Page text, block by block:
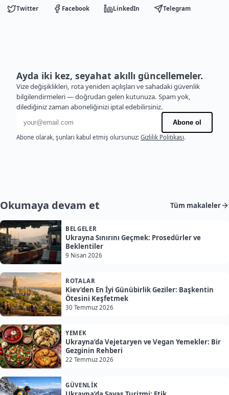
Twitter Facebook LinkedIn Telegram
Ayda iki kez, seyahat akıllı güncellemeler.
Vize değişiklikleri, rota yeniden açılışları ve sahadaki güvenlik
bilgilendirmeleri — doğrudan gelen kutunuza. Spam yok,
dilediğiniz zaman aboneliğinizi iptal edebilirsiniz.
E-posta adresi
Abone ol
Abone olarak, şunları kabul etmiş olursunuz: Gizlilik Politikası.
Okumaya devam et Tüm makaleler
BELGELER
Ukrayna Sınırını Geçmek: Prosedürler ve
Beklentiler
9 Nisan 2026
ROTALAR
Kiev’den En İyi Günübirlik Geziler: Başkentin
Ötesini Keşfetmek
30 Temmuz 2026
YEMEK
Ukrayna’da Vejetaryen ve Vegan Yemekler: Bir
Gezginin Rehberi
22 Temmuz 2026
GÜVENLIK